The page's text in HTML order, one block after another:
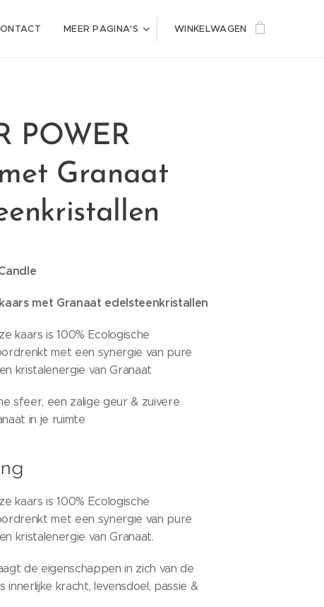
MEER PAGINA'S WINKELWAGEN
POWER
Granaat
kaars met Granaat edelsteenkristallen
kaars is 100% Ecologische
met een synergie van pure
kristalenergie van Granaat
sfeer, een zalige geur & zuivere
in je ruimte
kaars is 100% Ecologische
met een synergie van pure
kristalenergie van Granaat.
de eigenschappen in zich van de
innerlijke kracht, levensdoel, passie &